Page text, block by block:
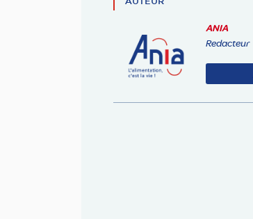
ANIA
Redacteur